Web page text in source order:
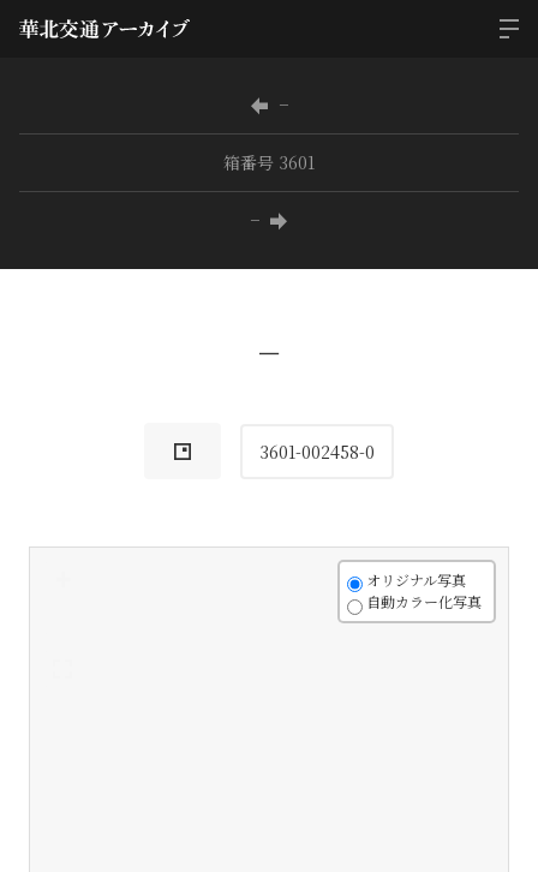
−
箱番号 3601
−
−
3601-002458-0
オリジナル写真
自動カラー化写真